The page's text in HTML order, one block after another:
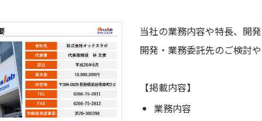
当社の業務内容や特長、開
開発・業務委託先のご検討
【掲載内容】
業務内容